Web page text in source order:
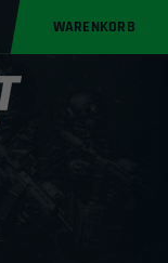
WARENKORB